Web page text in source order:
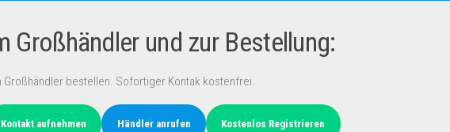
Großhändler und zur Bestellung:
bestellen. Sofortiger Kontak kostenfrei.
Kontakt aufnehmen Händler anrufen Kostenlos Registrieren